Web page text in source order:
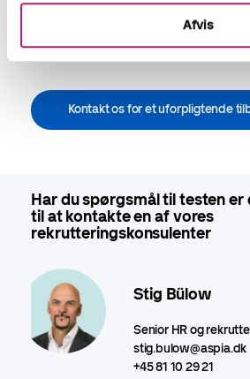
Afvis
Kontakt os i dag, og lad os få en
behov for en second opinion.
Kontakt os for et uforpligtende
Har du spørgsmål til testen er
til at kontakte en af vores
rekrutteringskonsulenter
Stig Bülow
Senior HR og
stig.bulow@aspia.dk
+45 81 10 29 21